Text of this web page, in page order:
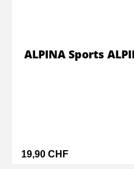
19,90 CHF
ALPINA Sports